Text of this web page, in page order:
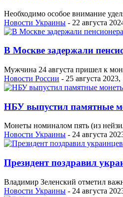
Необходимо особое внимание
Новости Украины - 22 августа
В Москве задержали
Мужчина 24 августа пришел к
Новости России - 25 августа 2023,
НБУ выпустил памятные
Монеты номиналом пять (из
Новости Украины - 24 августа
Президент поздравил
Владимир Зеленский отметил
Новости Украины - 24 августа